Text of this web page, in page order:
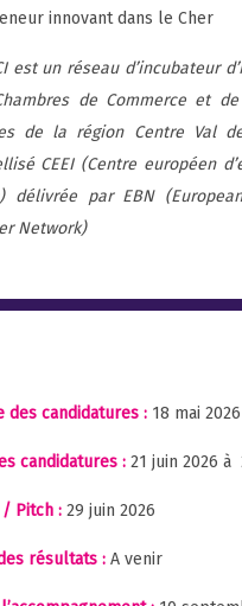
innovant dans le Cher
est un réseau d’incubateur
de Commerce et de
de la région Centre Val
CEEI (Centre européen
délivrée par EBN
Network)
des candidatures : 18 mai
candidatures : 21 juin 2026 à
Pitch : 29 juin 2026
résultats : A venir